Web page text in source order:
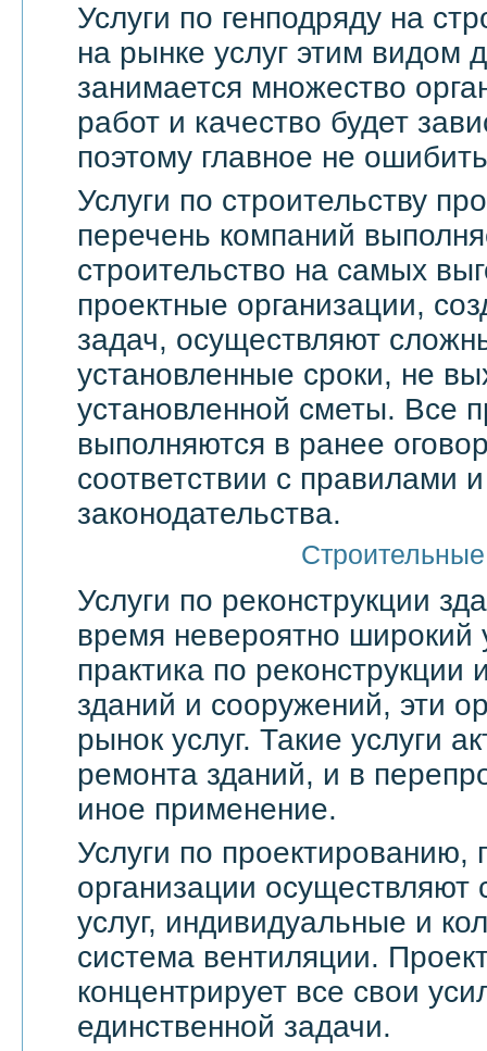
Услуги по генподряду на
на рынке услуг этим видом
занимается множество
работ и качество будет
поэтому главное не
Услуги по строительству
перечень компаний
строительство на самых
проектные организации,
задач, осуществляют
установленные сроки, не
установленной сметы. Все
выполняются в ранее
соответствии с правилами
законодательства.
Строительные
Услуги по реконструкции
время невероятно широкий
практика по реконструкции
зданий и сооружений, эти
рынок услуг. Такие услуги
ремонта зданий, и в
иное применение.
Услуги по проектированию,
организации осуществляют
услуг, индивидуальные и
система вентиляции.
концентрирует все свои
единственной задачи.